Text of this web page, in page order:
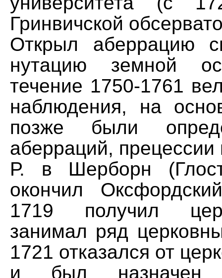
Гринвичской
Открыл аберрацию
нутацию земной
течение 1750-1761
наблюдения, на
позже были
аберраций, прецессии
Р. в Шерборн
окончил
1719 получил
занимал ряд
1721 отказался от
и был назначен